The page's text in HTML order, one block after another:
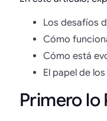
Los desafíos
Cómo
Cómo está
El papel de
Primero lo